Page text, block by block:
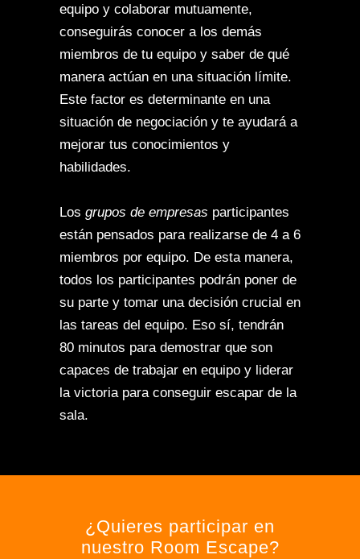
equipo y colaborar mutuamente,
conseguirás conocer a los demás
miembros de tu equipo y saber de qué
manera actúan en una situación límite.
Este factor es determinante en una
situación de negociación y te ayudará a
mejorar tus conocimientos y
habilidades.
Los grupos de empresas participantes
están pensados para realizarse de 4 a 6
miembros por equipo. De esta manera,
todos los participantes podrán poner de
su parte y tomar una decisión crucial en
las tareas del equipo. Eso sí, tendrán
80 minutos para demostrar que son
capaces de trabajar en equipo y liderar
la victoria para conseguir escapar de la
sala.
¿Quieres participar en
nuestro Room Escape?